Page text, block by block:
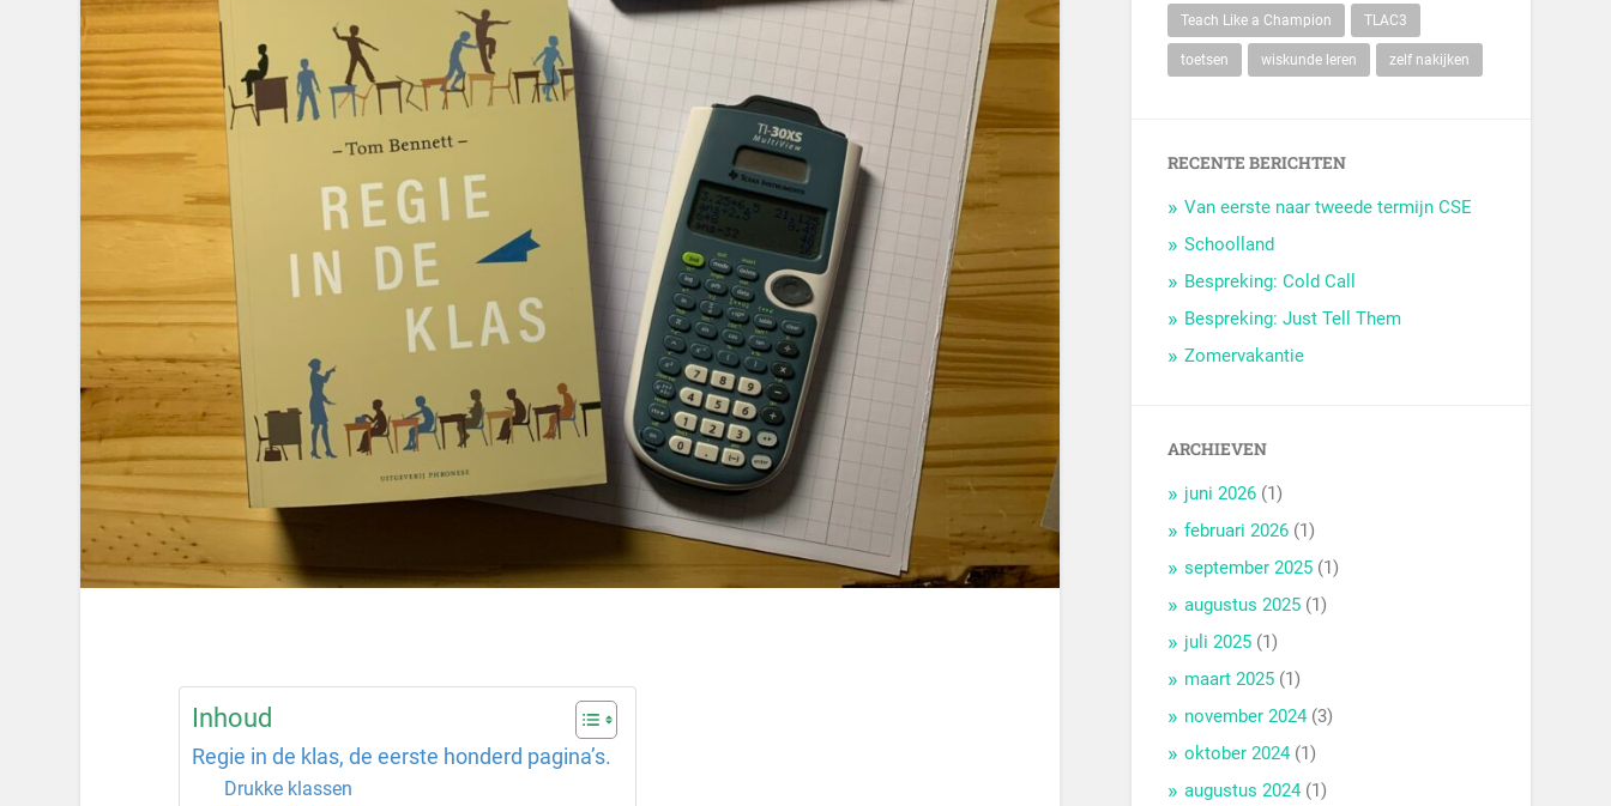
Inhoud
Regie in de klas, de eerste honderd pagina’s.
Drukke klassen
Teach Like a Champion TLAC3
toetsen wiskunde leren zelf nakijken
RECENTE BERICHTEN
Van eerste naar tweede termijn CSE
Schoolland
Bespreking: Cold Call
Bespreking: Just Tell Them
Zomervakantie
ARCHIEVEN
juni 2026 (1)
februari 2026 (1)
september 2025 (1)
augustus 2025 (1)
juli 2025 (1)
maart 2025 (1)
november 2024 (3)
oktober 2024 (1)
augustus 2024 (1)